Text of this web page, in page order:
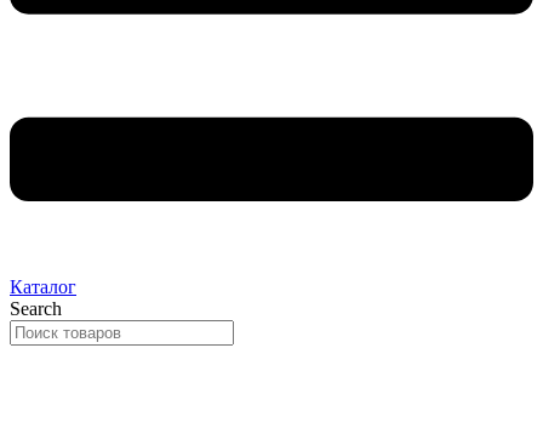
Каталог
Search